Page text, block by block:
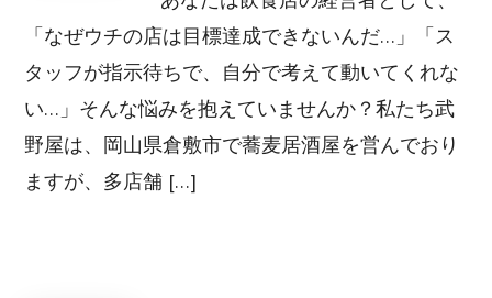
「なぜウチの店は目標達成できないんだ…」「ス
タッフが指示待ちで、自分で考えて動いてくれな
い…」そんな悩みを抱えていませんか？私たち武
野屋は、岡山県倉敷市で蕎麦居酒屋を営んでおり
ますが、多店舗 […]